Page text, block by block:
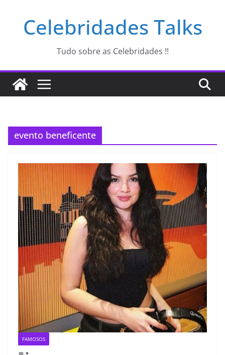
Celebridades Talks
Tudo sobre as Celebridades !!
evento beneficente
FAMOSOS